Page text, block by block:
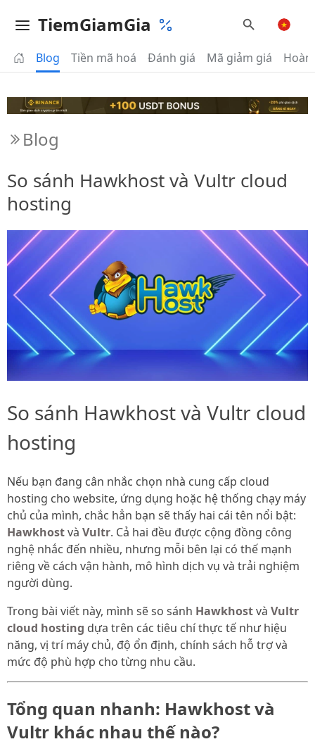
TiemGiamGia
Blog Tiền mã hoá Đánh giá Mã giảm giá
Blog
So sánh Hawkhost và Vultr cloud
hosting
So sánh Hawkhost và Vultr cloud
hosting
Nếu bạn đang cân nhắc chọn nhà cung cấp cloud
hosting cho website, ứng dụng hoặc hệ thống chạy máy
chủ của mình, chắc hẳn bạn sẽ thấy hai cái tên nổi bật:
Hawkhostvà Vultr. Cả hai đều được cộng đồng công
nghệ nhắc đến nhiều, nhưng mỗi bên lại có thế mạnh
riêng về cách vận hành, mô hình dịch vụ và trải nghiệm
người dùng.
Trong bài viết này, mình sẽ so sánh Hawkhostvà Vultr
cloud hosting dựa trên các tiêu chí thực tế như hiệu
năng, vị trí máy chủ, độ ổn định, chính sách hỗ trợ và
mức độ phù hợp cho từng nhu cầu.
Tổng quan nhanh: Hawkhost và
Vultr khác nhau thế nào?